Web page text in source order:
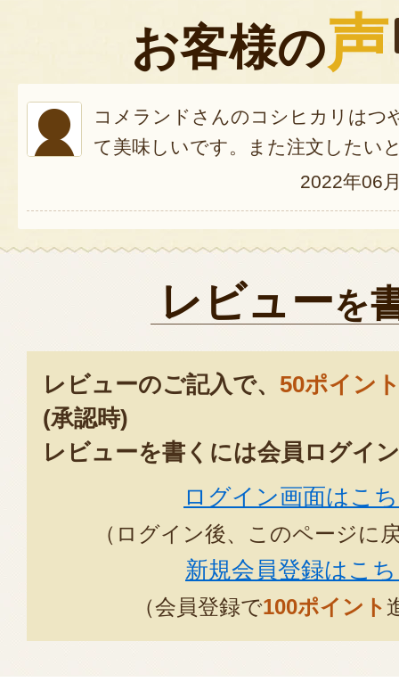
お客様の声
コメランドさんのコシヒカリはつ
て美味しいです。また注文したい
2022年06
レビューを
レビューのご記入で、 50ポイン
(承認時)
レビューを書くには会員ログイ
ログイン画面はこ
（ログイン後、このページに
新規会員登録はこ
（会員登録で100ポイント